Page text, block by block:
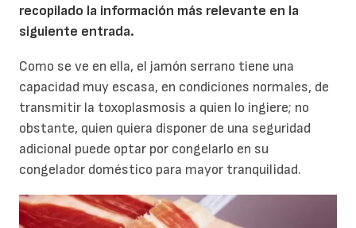
recopilado la información más relevante en la
siguiente entrada.
Como se ve en ella, el jamón serrano tiene una
capacidad muy escasa, en condiciones normales, de
transmitir la toxoplasmosis a quien lo ingiere; no
obstante, quien quiera disponer de una seguridad
adicional puede optar por congelarlo en su
congelador doméstico para mayor tranquilidad.